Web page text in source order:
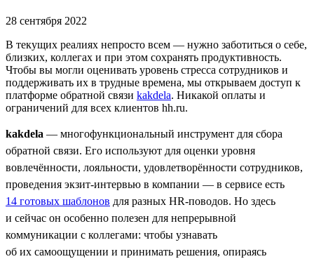
28 сентября 2022
В текущих реалиях непросто всем — нужно заботиться о себе,
близких, коллегах и при этом сохранять продуктивность.
Чтобы вы могли оценивать уровень стресса сотрудников и
поддерживать их в трудные времена, мы открываем доступ к
платформе обратной связи kakdela. Никакой оплаты и
ограничений для всех клиентов hh.ru.
kakdela — многофункциональный инструмент для сбора
обратной связи. Его используют для оценки уровня
вовлечённости, лояльности, удовлетворённости сотрудников,
проведения экзит-интервью в компании — в сервисе есть
14 готовых шаблонов для разных HR-поводов. Но здесь
и сейчас он особенно полезен для непрерывной
коммуникации с коллегами: чтобы узнавать
об их самоощущении и принимать решения, опираясь